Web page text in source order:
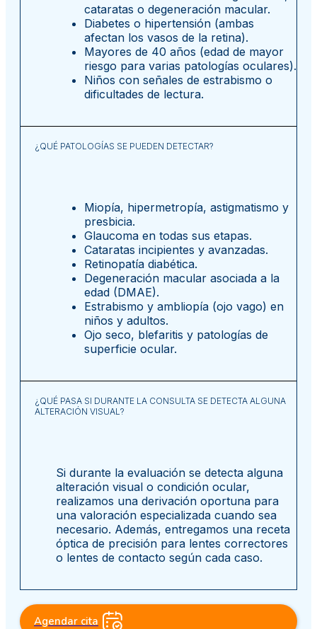
cataratas o degeneración macular.
Diabetes o hipertensión (ambas
afectan los vasos de la retina).
Mayores de 40 años (edad de mayor
riesgo para varias patologías oculares).
Niños con señales de estrabismo o
dificultades de lectura.
¿QUÉ PATOLOGÍAS SE PUEDEN DETECTAR?
Miopía, hipermetropía, astigmatismo y
presbicia.
Glaucoma en todas sus etapas.
Cataratas incipientes y avanzadas.
Retinopatía diabética.
Degeneración macular asociada a la
edad (DMAE).
Estrabismo y ambliopía (ojo vago) en
niños y adultos.
Ojo seco, blefaritis y patologías de
superficie ocular.
¿QUÉ PASA SI DURANTE LA CONSULTA SE DETECTA ALGUNA
ALTERACIÓN VISUAL?
Si durante la evaluación se detecta alguna
alteración visual o condición ocular,
realizamos una derivación oportuna para
una valoración especializada cuando sea
necesario. Además, entregamos una receta
óptica de precisión para lentes correctores
o lentes de contacto según cada caso.
Agendar cita